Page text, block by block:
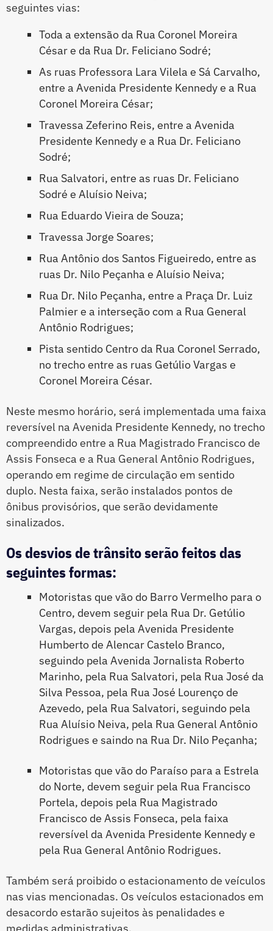
seguintes vias:
Toda a extensão da Rua Coronel Moreira
César e da Rua Dr. Feliciano Sodré;
As ruas Professora Lara Vilela e Sá Carvalho,
entre a Avenida Presidente Kennedy e a Rua
Coronel Moreira César;
Travessa Zeferino Reis, entre a Avenida
Presidente Kennedy e a Rua Dr. Feliciano
Sodré;
Rua Salvatori, entre as ruas Dr. Feliciano
Sodré e Aluísio Neiva;
Rua Eduardo Vieira de Souza;
Travessa Jorge Soares;
Rua Antônio dos Santos Figueiredo, entre as
ruas Dr. Nilo Peçanha e Aluísio Neiva;
Rua Dr. Nilo Peçanha, entre a Praça Dr. Luiz
Palmier e a interseção com a Rua General
Antônio Rodrigues;
Pista sentido Centro da Rua Coronel Serrado,
no trecho entre as ruas Getúlio Vargas e
Coronel Moreira César.
Neste mesmo horário, será implementada uma faixa
reversível na Avenida Presidente Kennedy, no trecho
compreendido entre a Rua Magistrado Francisco de
Assis Fonseca e a Rua General Antônio Rodrigues,
operando em regime de circulação em sentido
duplo. Nesta faixa, serão instalados pontos de
ônibus provisórios, que serão devidamente
sinalizados.
Os desvios de trânsito serão feitos das
seguintes formas:
Motoristas que vão do Barro Vermelho para o
Centro, devem seguir pela Rua Dr. Getúlio
Vargas, depois pela Avenida Presidente
Humberto de Alencar Castelo Branco,
seguindo pela Avenida Jornalista Roberto
Marinho, pela Rua Salvatori, pela Rua José da
Silva Pessoa, pela Rua José Lourenço de
Azevedo, pela Rua Salvatori, seguindo pela
Rua Aluísio Neiva, pela Rua General Antônio
Rodrigues e saindo na Rua Dr. Nilo Peçanha;
Motoristas que vão do Paraíso para a Estrela
do Norte, devem seguir pela Rua Francisco
Portela, depois pela Rua Magistrado
Francisco de Assis Fonseca, pela faixa
reversível da Avenida Presidente Kennedy e
pela Rua General Antônio Rodrigues.
Também será proibido o estacionamento de veículos
nas vias mencionadas. Os veículos estacionados em
desacordo estarão sujeitos às penalidades e